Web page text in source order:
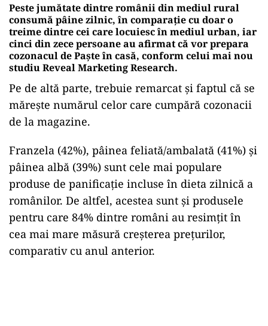
Peste jumătate dintre românii din mediul rural
consumă pâine zilnic, în comparaţie cu doar o
treime dintre cei care locuiesc în mediul urban, iar
cinci din zece persoane au afirmat că vor prepara
cozonacul de Paşte în casă, conform celui mai nou
studiu Reveal Marketing Research.
Pe de altă parte, trebuie remarcat și faptul că se
mărește numărul celor care cumpără cozonacii
de la magazine.
Franzela (42%), pâinea feliată/ambalată (41%) şi
pâinea albă (39%) sunt cele mai populare
produse de panificaţie incluse în dieta zilnică a
românilor. De altfel, acestea sunt şi produsele
pentru care 84% dintre români au resimţit în
cea mai mare măsură creşterea preţurilor,
comparativ cu anul anterior.